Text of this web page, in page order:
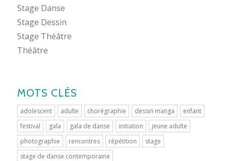
Stage Danse
Stage Dessin
Stage Théâtre
Théâtre
MOTS CLÉS
adolescent adulte chorégraphie dessin manga
enfant
festival
gala gala de danse initiation
jeune adulte
photographie
rencontres répétition
stage
stage de danse contemporaine